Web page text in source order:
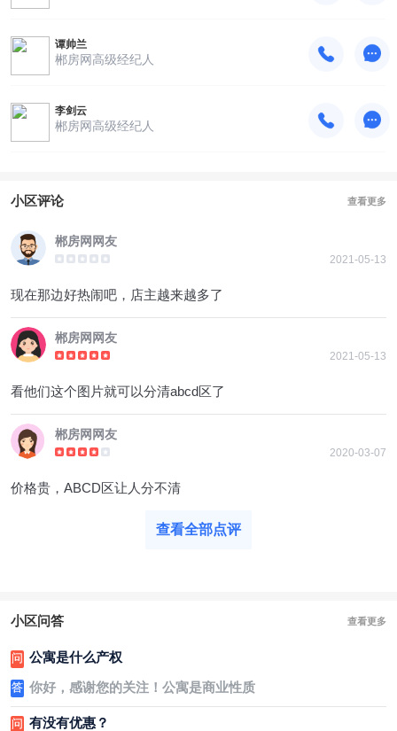
谭帅兰
郴房网高级经纪人
李剑云
郴房网高级经纪人
小区评论 查看更多
郴房网网友
2021-05-13
现在那边好热闹吧，店主越来越多了
郴房网网友
2021-05-13
看他们这个图片就可以分清abcd区了
郴房网网友
2020-03-07
价格贵，ABCD区让人分不清
查看全部点评
小区问答 查看更多
问 公寓是什么产权
答 你好，感谢您的关注！公寓是商业性质
问 有没有优惠？